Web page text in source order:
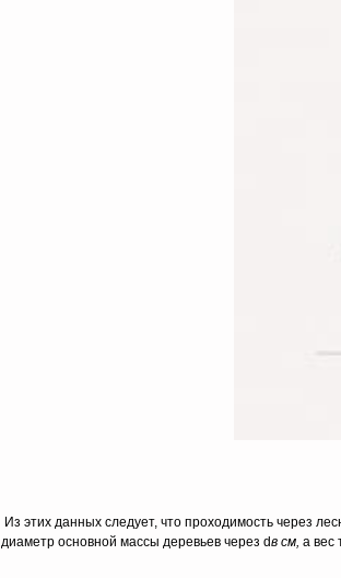
Из этих данных следует, что проходимость через
диаметр основной массы деревьев через dв см, а вес